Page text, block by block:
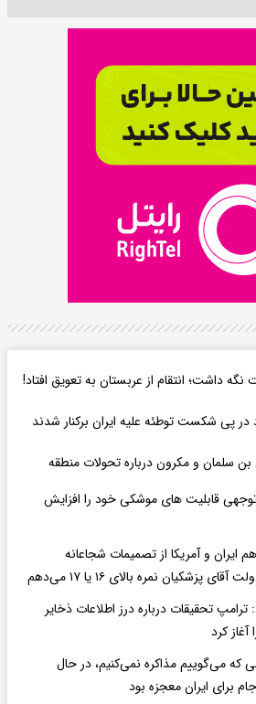
داشت؛ انتقام از عربستان به تعویق افتاد!
سلمان و مکرون درباره تحولات منطقه
توجهی قابلیت های موشکی خود را افزایش
ایران و آمریکا از تصمیمات شجاعانه
پزشکیان نمره بالای ۱۶ یا ۱۷ می‌دهم
ترامپ تحقیقات درباره درز اطلاعات ذخایر
آغاز کرد
که می‌گوییم مذاکره نمی‌کنیم، در حال
برای ایران معجزه بود